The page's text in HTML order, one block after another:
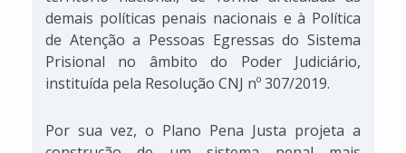
demais políticas penais nacionais e à Política
de Atenção a Pessoas Egressas do Sistema
Prisional no âmbito do Poder Judiciário,
instituída pela Resolução CNJ nº 307/2019.
Por sua vez, o Plano Pena Justa projeta a